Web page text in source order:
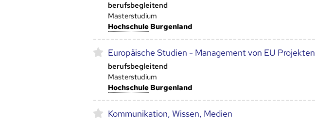
berufsbegleitend
Masterstudium
Hoch­schuleBurgenland
Europäische Studien - Management von EU Projekten
berufsbegleitend
Masterstudium
Hoch­schuleBurgenland
Kommunikation, Wissen, Medien